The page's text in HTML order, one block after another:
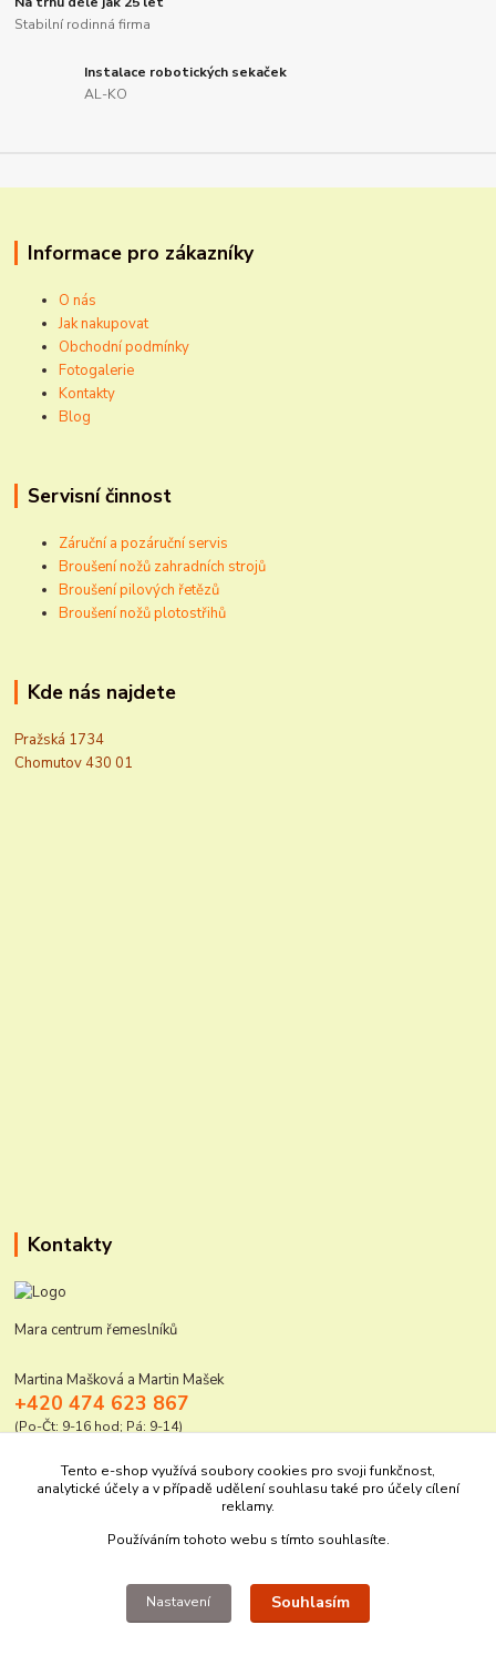
Stabilní rodinná firma
Instalace robotických sekaček
AL-KO
Informace pro zákazníky
O nás
Jak nakupovat
Obchodní podmínky
Fotogalerie
Kontakty
Blog
Servisní činnost
Záruční a pozáruční servis
Broušení nožů zahradních strojů
Broušení pilových řetězů
Broušení nožů plotostřihů
Kde nás najdete
Pražská 1734
Chomutov 430 01
Kontakty
Mara centrum řemeslníků
Martina Mašková a Martin Mašek
+420 474 623 867
(Po-Čt: 9-16 hod; Pá: 9-14)
mara@elektro-naradi.cz
Upravit sběr cookies.
Tento e-shop využívá soubory cookies pro svoji funkčnost,
analytické účely a v případě udělení souhlasu také pro účely cílení
reklamy.
Používáním tohoto webu s tímto souhlasíte.
Nastavení Souhlasím